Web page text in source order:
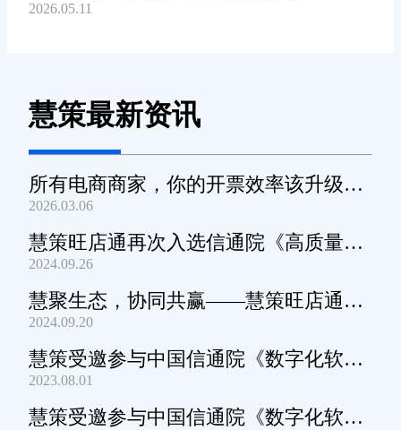
2026.05.11
慧策最新资讯
所有电商商家，你的开票效率该升级
了！
2026.03.06
慧策旺店通再次入选信通院《高质量数
字化转型产品及服务全景图》
2024.09.26
慧聚生态，协同共赢——慧策旺店通生
态交流会深圳站圆满举办
2024.09.20
慧策受邀参与中国信通院《数字化软件
产品及服务能力》规范编制工作
2023.08.01
慧策受邀参与中国信通院《数字化软件